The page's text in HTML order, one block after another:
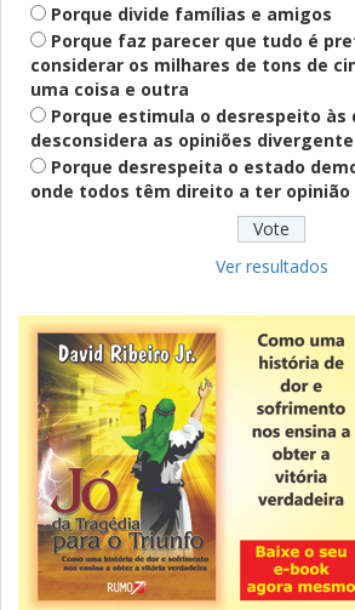
Definido
PT lança Patrus
ao governo de Minas
Fies: pré-
para complementar
Novidade
CNPJ alfanumérico
nesta sexta
ver todas »
Porque divide famílias e amigos
Porque faz parecer que tudo é
considerar os milhares de tons de
uma coisa e outra
Porque estimula o desrespeito às
desconsidera as opiniões
Porque desrespeita o estado
onde todos têm direito a ter opinião
Ver resultados